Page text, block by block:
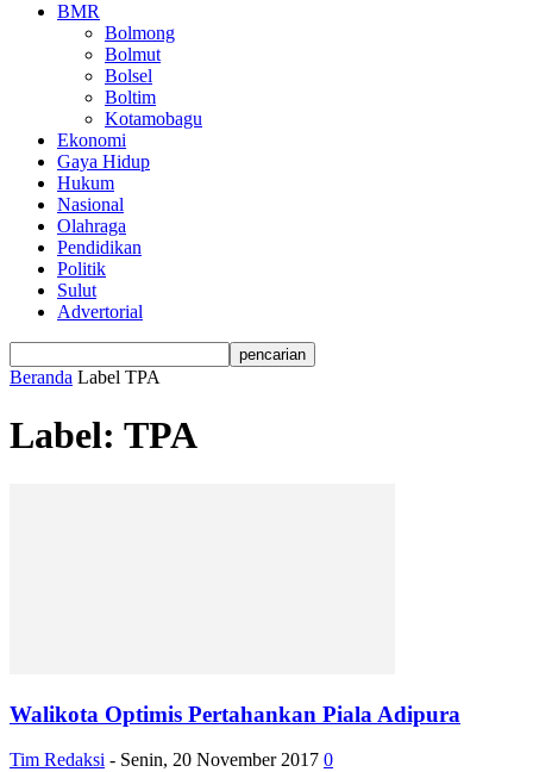
BMR
Bolmong
Bolmut
Bolsel
Boltim
Kotamobagu
Ekonomi
Gaya Hidup
Hukum
Nasional
Olahraga
Pendidikan
Politik
Sulut
Advertorial
Beranda Label TPA
Label: TPA
Walikota Optimis Pertahankan Piala Adipura
Tim Redaksi - Senin, 20 November 2017 0